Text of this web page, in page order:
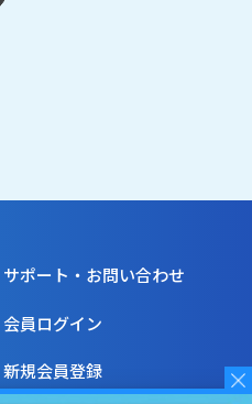
サポート・お問い合わせ
会員ログイン
新規会員登録